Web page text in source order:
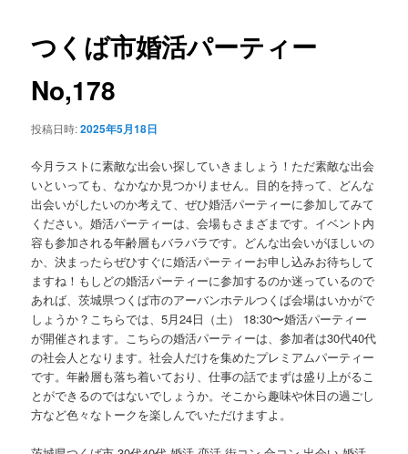
コ
ン
テ
ン
ツ
へ
移
動
ゲ
つくば市婚活パーティー
No,178
投稿日時:2025年5月18日
今月ラストに素敵な出会い探していきましょう！ただ素敵な出会
いといっても、なかなか見つかりません。目的を持って、どんな
出会いがしたいのか考えて、ぜひ婚活パーティーに参加してみて
ください。婚活パーティーは、会場もさまざまです。イベント内
容も参加される年齢層もバラバラです。どんな出会いがほしいの
か、決まったらぜひすぐに婚活パーティーお申し込みお待ちして
ますね！もしどの婚活パーティーに参加するのか迷っているので
あれば、茨城県つくば市のアーバンホテルつくば会場はいかがで
しょうか？こちらでは、5月24日（土） 18:30〜婚活パーティー
が開催されます。こちらの婚活パーティーは、参加者は30代40代
の社会人となります。社会人だけを集めたプレミアムパーティー
です。年齢層も落ち着いており、仕事の話でまずは盛り上がるこ
とができるのではないでしょうか。そこから趣味や休日の過ごし
方など色々なトークを楽しんでいただけますよ。